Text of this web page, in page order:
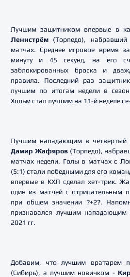
Лучшим защитником впервые в
Леннстрём (Торпедо),
матчах. Среднее игровое время
минуту и 45 секунд, на его
заблокированных броска и
правила. Последний раз
лучшим по итогам недели в
Хольм стал лучшим на 11-й неделе
Лучшим нападающим в четвертый
Дамир Жафяров (Торпедо),
матчах недели. Голы в матчах с
(5:1) стали победными для его
впервые в КХЛ сделал хет-трик.
один из матчей с отрицательным
при общем значении ?+2?.
признавался лучшим нападающим
2021 гг.
Добавим, что лучшим вратарем
(Сибирь), а лучшим новичком -